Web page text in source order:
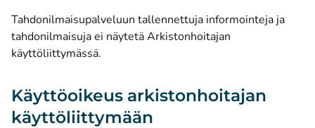
Tahdonilmaisupalveluun tallennettuja informointeja ja
tahdonilmaisuja ei näytetä Arkistonhoitajan
käyttöliittymässä.
Käyttöoikeus arkistonhoitajan
käyttöliittymään